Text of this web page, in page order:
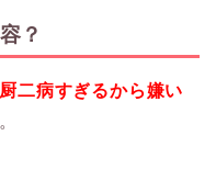
？
厨二病すぎるから嫌い